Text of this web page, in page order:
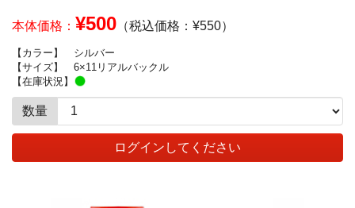
本体価格： ¥500 （税込価格：¥550）
【カラー】
シルバー
【サイズ】
6×11リアルバックル
【在庫状況】
数量
ログインしてください